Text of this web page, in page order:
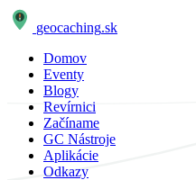
geocaching.sk
Domov
Eventy
Blogy
Revírnici
Začíname
GC Nástroje
Aplikácie
Odkazy